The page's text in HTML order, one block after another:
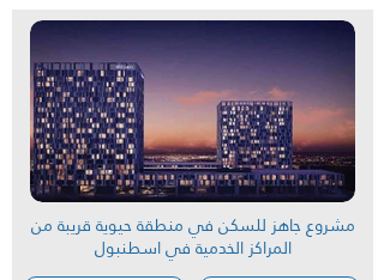
مشروع جاهز للسكن في منطقة حيوية قريبة من
المراكز الخدمية في اسطنبول